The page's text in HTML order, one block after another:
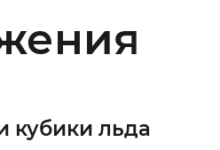
кубики льда